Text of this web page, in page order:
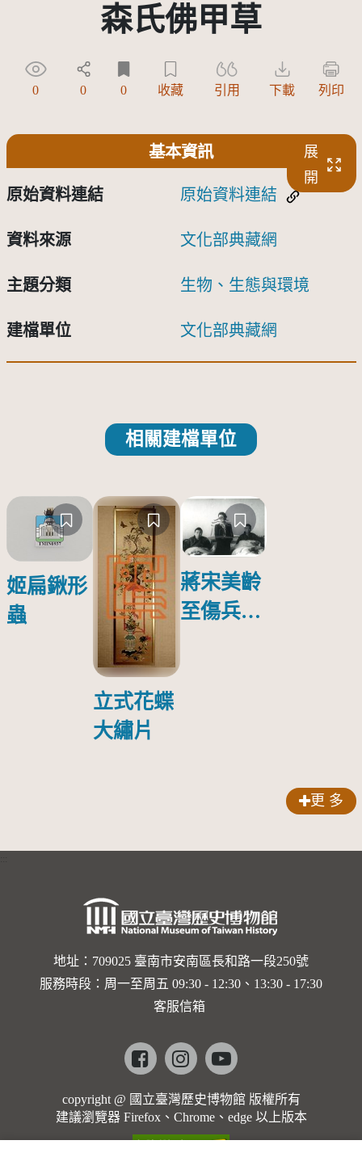
森氏佛甲草
0 0 0 收藏 引用 下載 列印
基本資訊
展
開
原始資料連結 原始資料連結
資料來源 文化部典藏網
主題分類 生物、生態與環境
建檔單位 文化部典藏網
相關建檔單位
姬扁鍬形
蟲
立式花蝶
大繡片
蔣宋美齡
至傷兵醫
傷日本戰
更 多
地址：709025 臺南市安南區長和路一段250號
服務時段：周一至周五 09:30 - 12:30、13:30 - 17:30
客服信箱
Facebookinstagramyoutube
copyright @ 國立臺灣歷史博物館 版權所有
建議瀏覽器 Firefox、Chrome、edge 以上版本